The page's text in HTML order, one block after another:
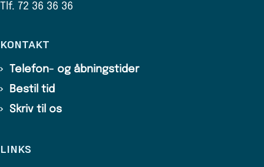
Tlf. 72 36 36 36
KONTAKT
Telefon- og åbningstider
Bestil tid
Skriv til os
LINKS